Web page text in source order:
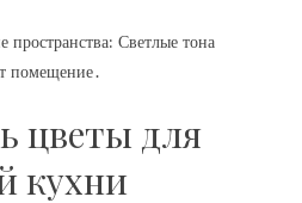
пространства: Светлые тона
помещение․
цветы для
кухни